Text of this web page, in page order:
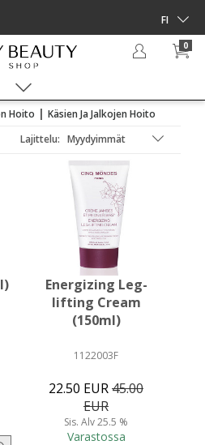
0
Hoito | Käsien Ja Jalkojen Hoito
Lajittelu:
Energizing Leg-
lifting Cream
(150ml)
1122003F
22.50 EUR45.00
EUR
Sis. Alv 25.5 %
Varastossa